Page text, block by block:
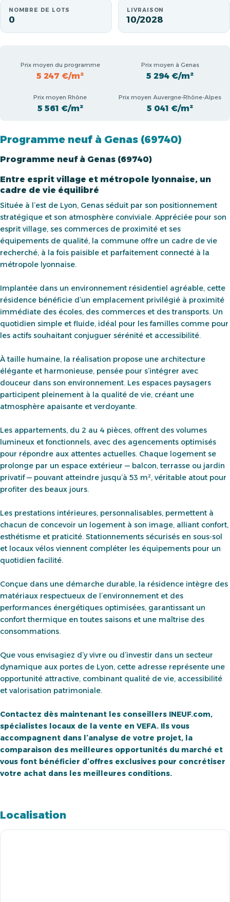
NOMBRE DE LOTS
0
LIVRAISON
10/2028
Prix moyen du programme
5 247 €/m²
Prix moyen à Genas
5 294 €/m²
Prix moyen Rhône
5 561 €/m²
Prix moyen Auvergne-Rhône-Alpes
5 041 €/m²
Programme neuf à Genas (69740)
Programme neuf à Genas (69740)
Entre esprit village et métropole lyonnaise, un
cadre de vie équilibré
Située à l’est de Lyon, Genas séduit par son positionnement
stratégique et son atmosphère conviviale. Appréciée pour son
esprit village, ses commerces de proximité et ses
équipements de qualité, la commune offre un cadre de vie
recherché, à la fois paisible et parfaitement connecté à la
métropole lyonnaise.
Implantée dans un environnement résidentiel agréable, cette
résidence bénéficie d’un emplacement privilégié à proximité
immédiate des écoles, des commerces et des transports. Un
quotidien simple et fluide, idéal pour les familles comme pour
les actifs souhaitant conjuguer sérénité et accessibilité.
À taille humaine, la réalisation propose une architecture
élégante et harmonieuse, pensée pour s’intégrer avec
douceur dans son environnement. Les espaces paysagers
participent pleinement à la qualité de vie, créant une
atmosphère apaisante et verdoyante.
Les appartements, du 2 au 4 pièces, offrent des volumes
lumineux et fonctionnels, avec des agencements optimisés
pour répondre aux attentes actuelles. Chaque logement se
prolonge par un espace extérieur — balcon, terrasse ou jardin
privatif — pouvant atteindre jusqu’à 53 m², véritable atout pour
profiter des beaux jours.
Les prestations intérieures, personnalisables, permettent à
chacun de concevoir un logement à son image, alliant confort,
esthétisme et praticité. Stationnements sécurisés en sous-sol
et locaux vélos viennent compléter les équipements pour un
quotidien facilité.
Conçue dans une démarche durable, la résidence intègre des
matériaux respectueux de l’environnement et des
performances énergétiques optimisées, garantissant un
confort thermique en toutes saisons et une maîtrise des
consommations.
Que vous envisagiez d’y vivre ou d’investir dans un secteur
dynamique aux portes de Lyon, cette adresse représente une
opportunité attractive, combinant qualité de vie, accessibilité
et valorisation patrimoniale.
Contactez dès maintenant les conseillers INEUF.com,
spécialistes locaux de la vente en VEFA. Ils vous
accompagnent dans l’analyse de votre projet, la
comparaison des meilleures opportunités du marché et
vous font bénéficier d’offres exclusives pour concrétiser
votre achat dans les meilleures conditions.
Localisation